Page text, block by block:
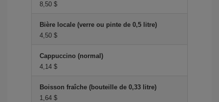
8,50 $
Bière locale (verre ou pinte de 0,5 litre)
4,50 $
Cappuccino (normal)
4,14 $
Boisson fraîche (bouteille de 0,33 litre)
1,64 $